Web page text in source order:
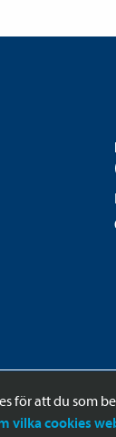
för att du som
vilka cookies